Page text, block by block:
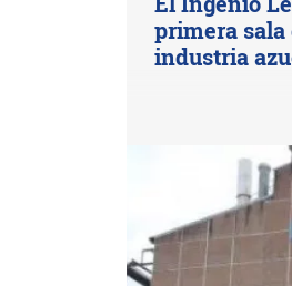
primera
industria